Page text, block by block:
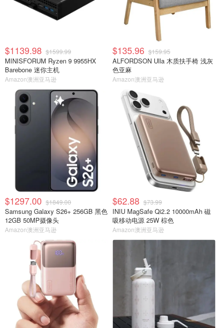
$1139.98 $1599.99
MINISFORUM Ryzen 9 9955HX
Barebone 迷你主机
Amazon澳洲亚马逊
$135.96 $159.95
ALFORDSON Ulla 木质扶手椅 浅灰
色亚麻
Amazon澳洲亚马逊
$1297.00 $1849.00
Samsung Galaxy S26+ 256GB 黑色
12GB 50MP摄像头
Amazon澳洲亚马逊
$62.88 $73.99
INIU MagSafe Qi2.2 10000mAh 磁
吸移动电源 25W 棕色
Amazon澳洲亚马逊